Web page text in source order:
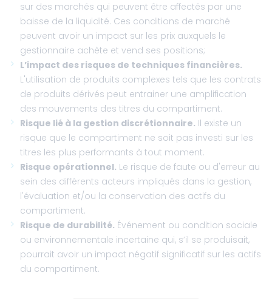
sur des marchés qui peuvent être affectés par une
baisse de la liquidité. Ces conditions de marché
peuvent avoir un impact sur les prix auxquels le
gestionnaire achète et vend ses positions;
L’impact des risques de techniques financières.
L'utilisation de produits complexes tels que les contrats
de produits dérivés peut entrainer une amplification
des mouvements des titres du compartiment.
Risque lié à la gestion discrétionnaire. Il existe un
risque que le compartiment ne soit pas investi sur les
titres les plus performants à tout moment.
Risque opérationnel. Le risque de faute ou d'erreur au
sein des différents acteurs impliqués dans la gestion,
l'évaluation et/ou la conservation des actifs du
compartiment.
Risque de durabilité. Événement ou condition sociale
ou environnementale incertaine qui, s’il se produisait,
pourrait avoir un impact négatif significatif sur les actifs
du compartiment.